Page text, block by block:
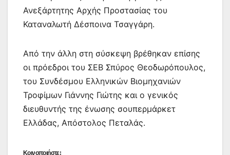
Ανεξάρτητης Αρχής Προστασίας του
Καταναλωτή Δέσποινα Τσαγγάρη.
Από την άλλη στη σύσκεψη βρέθηκαν επίσης
οι πρόεδροι του ΣΕΒ Σπύρος Θεοδωρόπουλος,
του Συνδέσμου Ελληνικών Βιομηχανιών
Τροφίμων Γιάννης Γιώτης και ο γενικός
διευθυντής της ένωσης σουπερμάρκετ
Ελλάδας, Απόστολος Πεταλάς.
Κοινοποιήστε: